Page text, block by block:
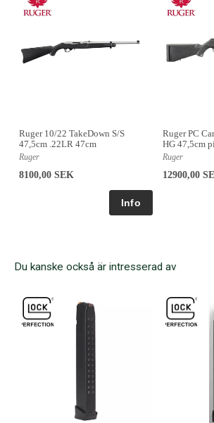
Ruger 10/22 TakeDown S/S
47,5cm .22LR 47cm
Ruger
8100,00 SEK
Ruger PC
HG 47,5cm
Ruger
12900,00
Du kanske också är intresserad av